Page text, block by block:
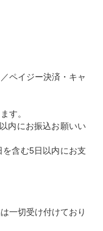
ペイジー決済・キャ
す。
内にお振込お願いい
含む5日以内にお支
一切受け付けており